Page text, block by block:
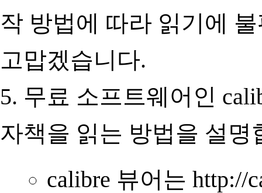
작 방법에 따라 읽기에
고맙겠습니다.
5. 무료 소프트웨어인
자책을 읽는 방법을 설
calibre 뷰어는 http://